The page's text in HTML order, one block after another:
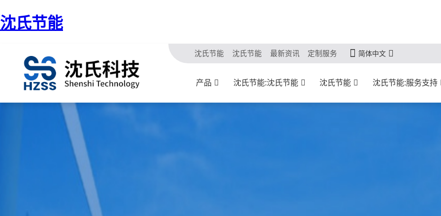
沈氏节能
沈氏节能 沈氏节能 最新资讯 定制服务 简体中文
产品 沈氏节能:沈氏节能 沈氏节能 沈氏节能:服务支持